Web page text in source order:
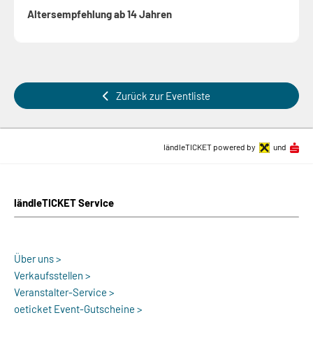
Altersempfehlung ab 14 Jahren
Zurück zur Eventliste
ländleTICKET Service
Über uns >
Verkaufsstellen >
Veranstalter-Service >
oeticket Event-Gutscheine >
ländleTICKET powered by und